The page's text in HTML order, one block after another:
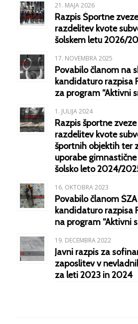
21. MAJA 2026
Razpis Športne
razdelitev kvote
šolskem letu 2026/
17. NOVEMBRA 2025
Povabilo članom na
kandidaturo razpisa
za program “Aktivni
1. JULIJA 2024
Razpis športne
razdelitev kvote
športnih objektih ter
uporabe
šolsko leto 2024/
16. OKTOBRA 2023
Povabilo članom
kandidaturo razpisa
na program “Aktivni
19. DECEMBRA 2022
Javni razpis za
zaposlitev v
za leti 2023 in 2024